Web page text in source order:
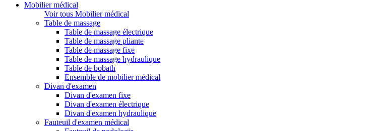
Mobilier médical
Voir tous Mobilier médical
Table de massage
Table de massage électrique
Table de massage pliante
Table de massage fixe
Table de massage hydraulique
Table de bobath
Ensemble de mobilier médical
Divan d'examen
Divan d'examen fixe
Divan d'examen électrique
Divan d'examen hydraulique
Fauteuil d'examen médical